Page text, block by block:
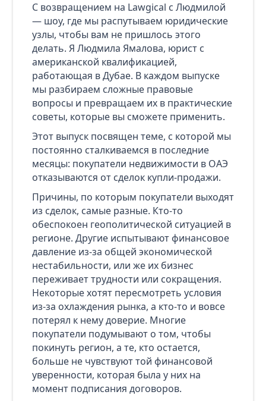
С возвращением на Lawgical с Людмилой
— шоу, где мы распутываем юридические
узлы, чтобы вам не пришлось этого
делать. Я Людмила Ямалова, юрист с
американской квалификацией,
работающая в Дубае. В каждом выпуске
мы разбираем сложные правовые
вопросы и превращаем их в практические
советы, которые вы сможете применить.
Этот выпуск посвящен теме, с которой мы
постоянно сталкиваемся в последние
месяцы: покупатели недвижимости в ОАЭ
отказываются от сделок купли-продажи.
Причины, по которым покупатели выходят
из сделок, самые разные. Кто-то
обеспокоен геополитической ситуацией в
регионе. Другие испытывают финансовое
давление из-за общей экономической
нестабильности, или же их бизнес
переживает трудности или сокращения.
Некоторые хотят пересмотреть условия
из-за охлаждения рынка, а кто-то и вовсе
потерял к нему доверие. Многие
покупатели подумывают о том, чтобы
покинуть регион, а те, кто остается,
больше не чувствуют той финансовой
уверенности, которая была у них на
момент подписания договоров.